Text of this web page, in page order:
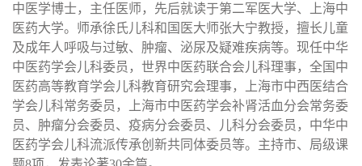
中医学博士，主任医师，先后就读于第二军医大学、上海中
医药大学。师承徐氏儿科和国医大师张大宁教授，擅长儿童
及成年人呼吸与过敏、肿瘤、泌尿及疑难疾病等。现任中华
中医药学会儿科委员，世界中医药联合会儿科理事，全国中
医药高等教育学会儿科教育研究会理事，上海市中西医结合
学会儿科常务委员，上海市中医药学会补肾活血分会常务委
员、肿瘤分会委员、疫病分会委员、儿科分会委员，中华中
医药学会儿科流派传承创新共同体委员等。主持市、局级课